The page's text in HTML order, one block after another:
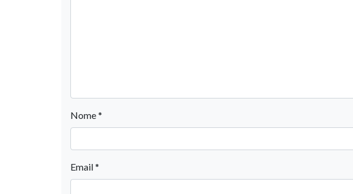
Nome*
Email*